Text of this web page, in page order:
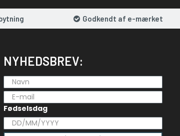
Godkendt af e-mærket
NYHEDSBREV:
Fødselsdag